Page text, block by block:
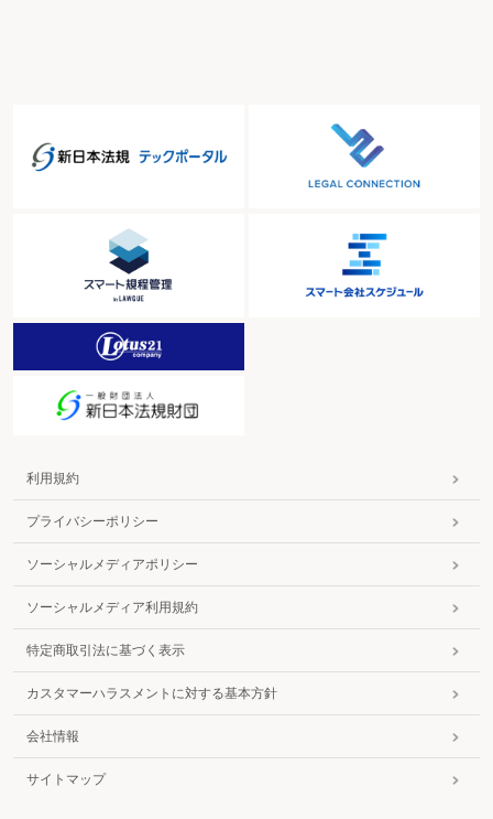
利用規約
プライバシーポリシー
ソーシャルメディアポリシー
ソーシャルメディア利用規約
特定商取引法に基づく表示
カスタマーハラスメントに対する基本方針
会社情報
サイトマップ